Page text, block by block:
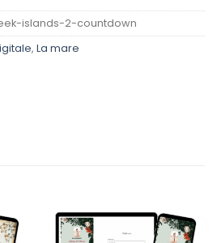
islands-2-countdown
, La mare